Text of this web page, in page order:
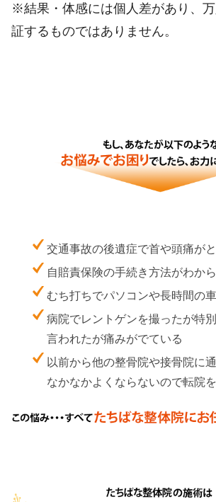
※結果・体感には個人差があり、
証するものではありません。
交通事故の後遺症で首や頭痛が
自賠責保険の手続き方法がわか
むち打ちでパソコンや長時間の
病院でレントゲンを撮ったが特
言われたが痛みがでている
以前から他の整骨院や接骨院に
なかなかよくならないので転院